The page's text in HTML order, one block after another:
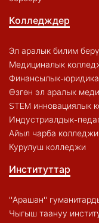
Колледждер
Эл аралык билим
Медициналык
Финансылык-
Өзгөн эл аралык
STEM инновациялык
Индустриалдык-
Айыл чарба колледжи
Курулуш колледжи
Институттар
"Арашан"
Чыгыш таануу